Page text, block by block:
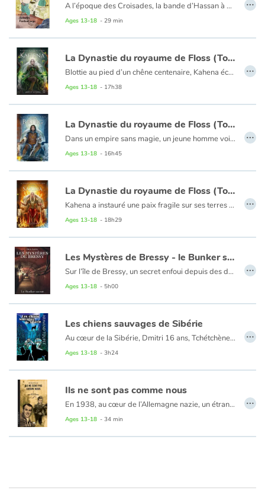
A l’époque des Croisades, la bande d’Hassan à kidnappé deux enfants francs dans le souk de Balbeek, petite ville commerçante syrienne aux confins des principautés Franques d’Orient. La cité est en effervescence entre les parents occidentaux à la recherche de leurs enfants et les habitants incrédules. Selon Hicham, de la bande d’Hassan mais ami de Youssef, fils du gouverneur et futur Roi de tout le monde musulman, seul ce dernier peut les tirer d’affaire. Mais Hassan déteste Youssef et croit obtenir la gloire en sacrifiant les enfants des ennemis.
Ages 13-18 - 29 min
La Dynastie du royaume de Floss (Tome 1) - Kahena
Blottie au pied d’un chêne centenaire, Kahena écoute la forêt et tous ses mystères. Jeune femme solitaire, elle rêve d’arpenter la forêt et d’observer les oiseaux en compagnie de son meilleur ami Robin. Mais ses rêves s’éloignent à mesure qu’une terrible menace se profile au-delà des frontières. Qui protègera l’Altarine, le pays des hommes, de la fureur de Jaliorga ? Kahena parviendra-t-elle à relever les nombreux défis qui se dresseront sur son chemin ? Quels secrets détiennent les Aulnes ? Kahena est le premier volet de la trilogie heroïc fantasy La Dynastie du royaume de Floss.
Ages 13-18 - 17h38
…
La Dynastie du royaume de Floss (Tome 3) - Brieg
Dans un empire sans magie, un jeune homme voit son destin basculer. L’ultime espoir d’un monde brisé renaît dans l’ombre.
Ages 13-18 - 16h45
…
La Dynastie du royaume de Floss (Tome 2) - Sarina
Kahena a instauré une paix fragile sur ses terres mais entre jeux politiques et complots, le pays semble sur le point de basculer dans un nouveau conflit. L’ombre de Vagnar plane sur le royaume. La reine de Floss a-t-elle réellement gagné la guerre ? La princesse Sarina, aidée de mystérieux inconnus, découvre une face cachée d’elle-même. Suivra-t-elle les traces de sa mère ? Entre un passé torturé et un futur incertain, Sarina osera-t-elle s’abandonner à cet homme au coeur changeant dont elle a croisé le chemin ? Espoirs, trahisons et révélations sont les maîtres mots de ce second tome qui nous emmène encore plus loin dans la Dynastie du Royaume de Floss.
Ages 13-18 - 18h29
…
Les Mystères de Bressy - le Bunker secret
Sur l’île de Bressy, un secret enfoui depuis des décennies attend d’être découvert. Quand Willy, Constance et Marie tombent sur un mystérieux bunker datant de la Seconde Guerre mondiale, leur curiosité les entraîne dans une aventure haletante. Entre légendes oubliées, symboles mystérieux et documents historiques énigmatiques, le trio plonge dans un dédale de mystères où passé et présent se mêlent.
Ages 13-18 - 5h00
…
Les chiens sauvages de Sibérie
Au cœur de la Sibérie, Dmitri 16 ans, Tchétchène, est prisonnier dans un goulag. Son seul espoir : s’échapper pour retrouver son pays natal, une amie d’enfance, et de la poudre d’or laissée par son père. Avec Alexeï, ils vont mettre leur projet à exécution. C’est la traque, la peur, et la lutte de chaque instant pour survivre dans les immenses forêts d’Asie centrale au milieu des chiens sauvages. En prenant modèle sur eux et sur leur chef Zarko, ils vont trouver le courage de se battre et de vivre des moments terribles pour tenter de rejoindre leur pays et la liberté.
Ages 13-18 - 3h24
…
Ils ne sont pas comme nous
En 1938, au cœur de l’Allemagne nazie, un étrange narrateur interné dans un établissement psychiatrique tient un journal et écrit à sa mère. À travers ses mots et ses observations au quotidien, le narrateur nous fait involontairement pressentir qu’une tragédie se prépare. La prochaine euthanasie des handicapés mentaux dans le cadre du funeste programme « T4 ». Un récit bref et émouvant, au style direct, illustré et mis en scène de manière saisissante et cinématographique par des montages photos. Il permet d’ouvrir une réflexion sur le silence permettant les pires crimes de masse et plus globalement sur la folie
Ages 13-18 - 34 min
…